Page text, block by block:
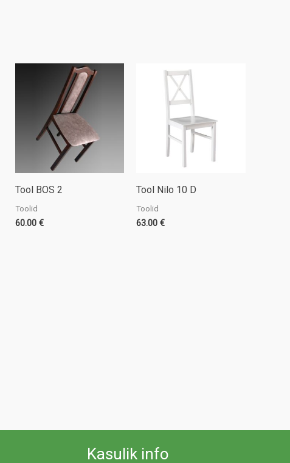
Tool BOS 2
Toolid
60.00 €
Tool Nilo 10 D
Toolid
63.00€
Kasulik info